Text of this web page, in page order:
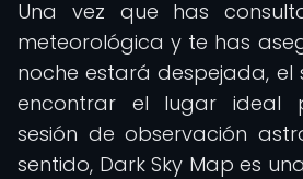
Una vez que has
meteorológica y te has
noche estará despejada, el
encontrar el lugar ideal
sesión de observación
sentido, Dark Sky Map es